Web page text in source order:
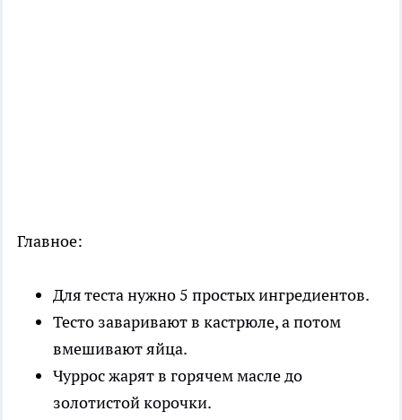
Главное:
Для теста нужно 5 простых ингредиентов.
Тесто заваривают в кастрюле, а потом
вмешивают яйца.
Чуррос жарят в горячем масле до
золотистой корочки.